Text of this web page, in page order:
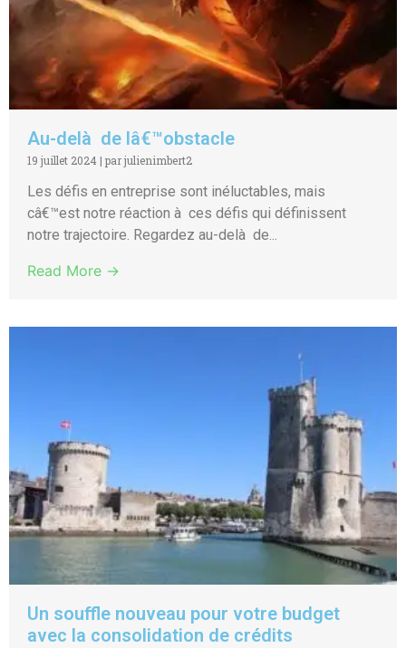
Au-delà de lâ€™obstacle
19 juillet 2024 | par julienimbert2
Les défis en entreprise sont inéluctables, mais
câ€™est notre réaction à ces défis qui définissent
notre trajectoire. Regardez au-delà de...
Read More →
Un souffle nouveau pour votre budget
avec la consolidation de crédits